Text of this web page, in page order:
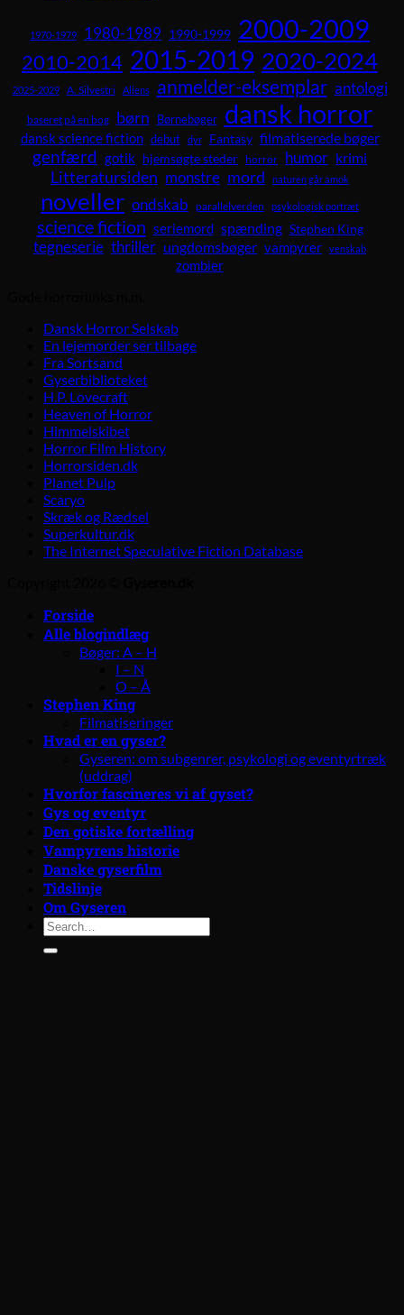
1970-1979 1980-1989 1990-1999 2000-2009
2010-2014 2015-2019 2020-2024
2025-2029 A. Silvestri Aliens anmelder-eksemplar antologi
baseret på en bog børn Børnebøger dansk horror
dansk science fiction debut dyr Fantasy filmatiserede bøger
genfærd gotik hjemsøgte steder horror humor krimi
Litteratursiden monstre mord naturen går amok
noveller ondskab parallelverden psykologisk portræt
science fiction seriemord spænding Stephen King
tegneserie thriller ungdomsbøger vampyrer venskab
zombier
Dansk Horror Selskab
En lejemorder ser tilbage
Fra Sortsand
Gyserbiblioteket
H.P. Lovecraft
Heaven of Horror
Himmelskibet
Horror Film History
Horrorsiden.dk
Planet Pulp
Scaryo
Skræk og Rædsel
Superkultur.dk
The Internet Speculative Fiction Database
Forside
Alle blogindlæg
Bøger: A – H
I – N
O – Å
Stephen King
Filmatiseringer
Hvad er en gyser?
Gyseren: om subgenrer, psykologi og eventyrtræk
(uddrag)
Hvorfor fascineres vi af gyset?
Gys og eventyr
Den gotiske fortælling
Vampyrens historie
Danske gyserfilm
Tidslinje
Om Gyseren